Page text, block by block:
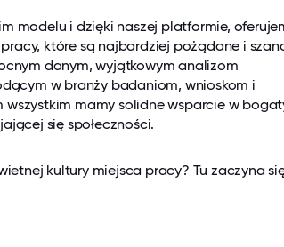
modelu i dzięki naszej platformie,
które są najbardziej pożądane i
danym, wyjątkowym analizom
w branży badaniom, wnioskom i
wszystkim mamy solidne wsparcie w
się społeczności.
kultury miejsca pracy? Tu zaczyna